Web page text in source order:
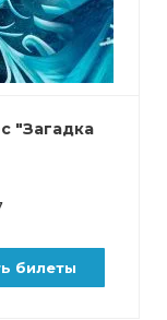
"Загадка
билеты